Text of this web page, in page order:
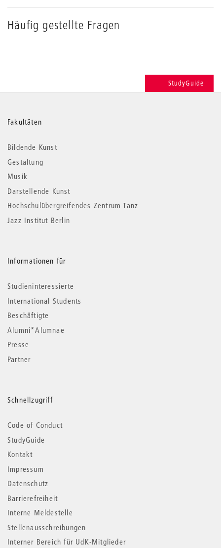
Häufig gestellte Fragen
StudyGuide
Weitere
Informationen
Fakultäten
Bildende Kunst
Gestaltung
Musik
Darstellende Kunst
Hochschulübergreifendes Zentrum Tanz
Jazz Institut Berlin
Informationen für
Studieninteressierte
International Students
Beschäftigte
Alumni*Alumnae
Presse
Partner
Schnellzugriff
Code of Conduct
StudyGuide
Kontakt
Impressum
Datenschutz
Barrierefreiheit
Interne Meldestelle
Stellenausschreibungen
Interner Bereich für UdK-Mitglieder